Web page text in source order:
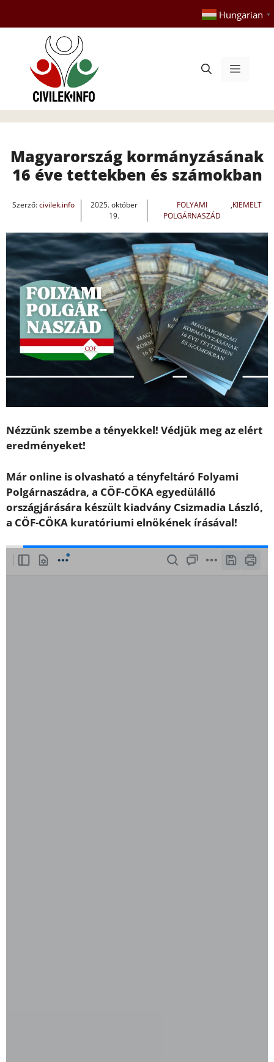
tartalomba
Hungarian ▼
Menü
Magyarország kormányzásának
16 éve tettekben és számokban
Szerző:civilek.info
2025. október
19.
FOLYAMI
POLGÁRNASZÁD
,KIEMELT
Nézzünk szembe a tényekkel! Védjük meg az elért
eredményeket!
Már online is olvasható a tényfeltáró Folyami
Polgárnaszádra, a CÖF-CÖKA egyedülálló
országjárására készült kiadvány Csizmadia László,
a CÖF-CÖKA kuratóriumi elnökének írásával!